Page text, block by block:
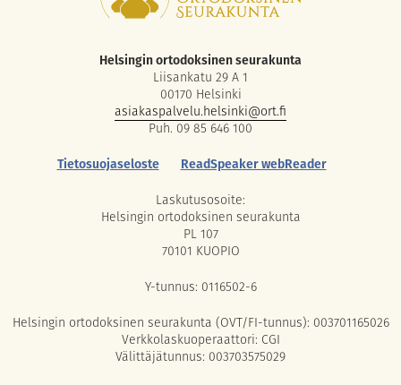
Helsingin ortodoksinen seurakunta
Liisankatu 29 A 1
00170 Helsinki
asiakaspalvelu.helsinki@ort.fi
Puh. 09 85 646 100
Tietosuojaseloste
ReadSpeaker webReader
Laskutusosoite:
Helsingin ortodoksinen seurakunta
PL 107
70101 KUOPIO
Y-tunnus: 0116502-6
Helsingin ortodoksinen seurakunta (OVT/FI-tunnus): 003701165026
Verkkolaskuoperaattori: CGI
Välittäjätunnus: 003703575029